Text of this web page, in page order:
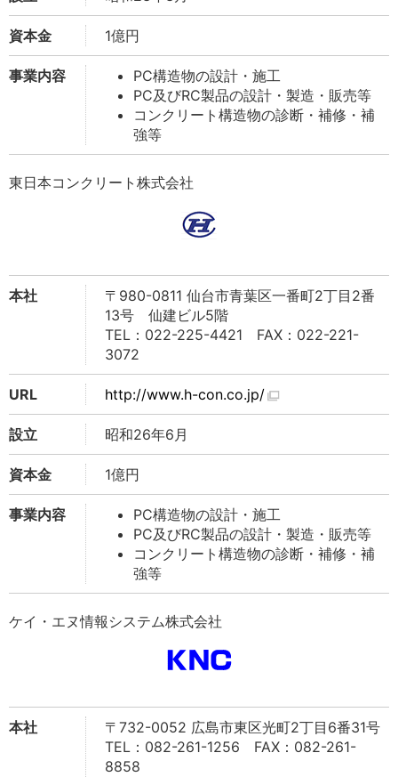
資本金 1億円
事業内容
PC構造物の設計・施工
PC及びRC製品の設計・製造・販売等
コンクリート構造物の診断・補修・補
強等
東日本コンクリート株式会社
本社
〒980-0811 仙台市青葉区一番町2丁目2番
13号 仙建ビル5階
TEL：022-225-4421 FAX：022-221-
3072
URL http://www.h-con.co.jp/
設立 昭和26年6月
資本金 1億円
事業内容
PC構造物の設計・施工
PC及びRC製品の設計・製造・販売等
コンクリート構造物の診断・補修・補
強等
ケイ・エヌ情報システム株式会社
本社
〒732-0052 広島市東区光町2丁目6番31号
TEL：082-261-1256 FAX：082-261-
8858